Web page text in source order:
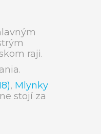
raji.
, Mlynky
stojí za